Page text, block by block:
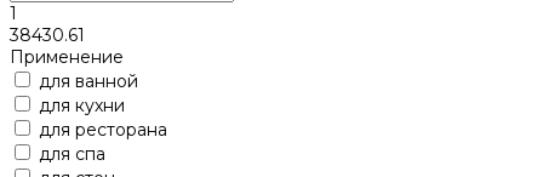
1
38430.61
Применение
для ванной
для кухни
для ресторана
для спа